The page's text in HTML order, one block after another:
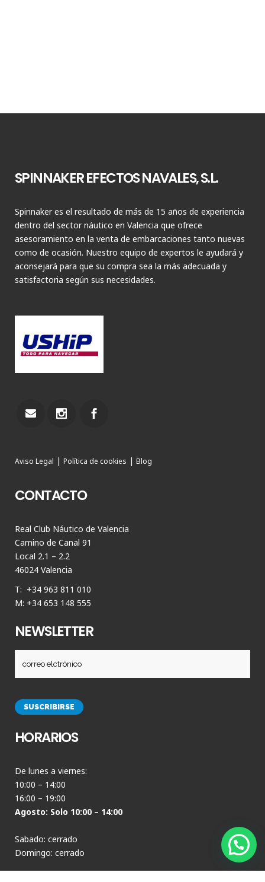
SPINNAKER EFECTOS NAVALES, S.L.
Spinnaker es el resultado de más de 15 años de experiencia
dentro del sector náutico en Valencia que ofrece
asesoramiento en la venta de embarcaciones tanto nuevas
como de ocasión. Nuestro equipo de expertos le ayudará y
aconsejará para que su compra sea la más adecuada y
satisfactoria según sus necesidades.
Aviso Legal | Política de cookies | Blog
CONTACTO
Real Club Náutico de Valencia
Camino de Canal 91
Local 2.1 – 2.2
46024 Valencia
T: +34 963 811 010
M: +34 653 148 555
NEWSLETTER
HORARIOS
De lunes a viernes:
10:00 – 14:00
16:00 – 19:00
Agosto: Solo 10:00 – 14:00
Sabado: cerrado
Domingo: cerrado